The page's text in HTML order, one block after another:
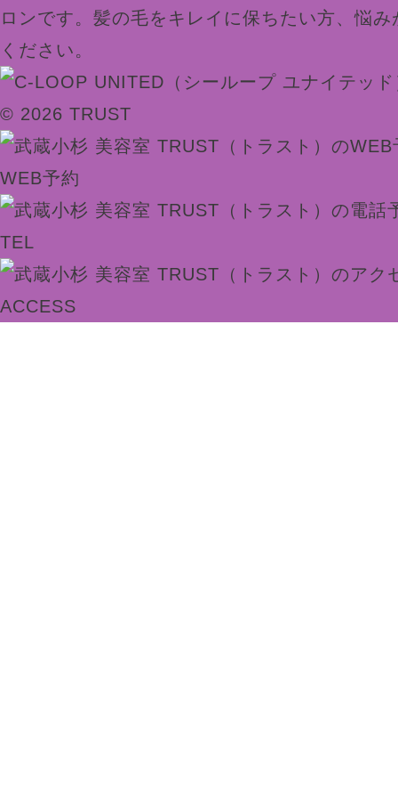
ロンです。髪の毛をキレイに保ちたい方、悩
ください。
© 2026 TRUST
WEB予約
TEL
ACCESS